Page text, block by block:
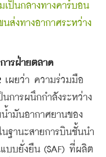
เป็นกลางทางคาร์บอน
ส่งทางอากาศระหว่าง
ารฝ่ายตลาด
เผยว่า ความร่วมมือ
การผนึกกำลังระหว่าง
ำมันอากาศยานของ
ฐานะสายการบินชั้นนำ
แบบยั่งยืน (SAF) ที่ผลิต